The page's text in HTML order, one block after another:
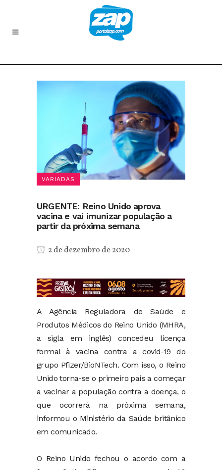
VARIADAS
URGENTE: Reino Unido aprova
vacina e vai imunizar população a
partir da próxima semana
2 de dezembro de 2020
A Agência Reguladora de Saúde e
Produtos Médicos do Reino Unido (MHRA,
a sigla em inglês) concedeu licença
formal à vacina contra a covid-19 do
grupo Pfizer/BioNTech. Com isso, o Reino
Unido torna-se o primeiro país a começar
a vacinar a população contra a doença, o
que ocorrerá na próxima semana,
informou o Ministério da Saúde britânico
em comunicado.
O Reino Unido fechou o acordo com a